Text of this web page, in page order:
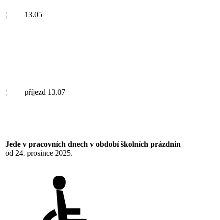
¦ 13.05
¦ příjezd 13.07
Jede v pracovních dnech v období školních prázdnin
od 24. prosince 2025.